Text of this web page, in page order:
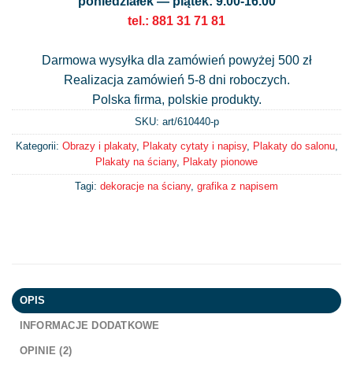
tel.: 881 31 71 81
Darmowa wysyłka dla zamówień powyżej 500 zł
Realizacja zamówień 5-8 dni roboczych.
Polska firma, polskie produkty.
SKU: art/610440-p
Kategorii: Obrazy i plakaty, Plakaty cytaty i napisy, Plakaty do salonu,
Plakaty na ściany, Plakaty pionowe
Tagi: dekoracje na ściany, grafika z napisem
OPIS
INFORMACJE DODATKOWE
OPINIE (2)